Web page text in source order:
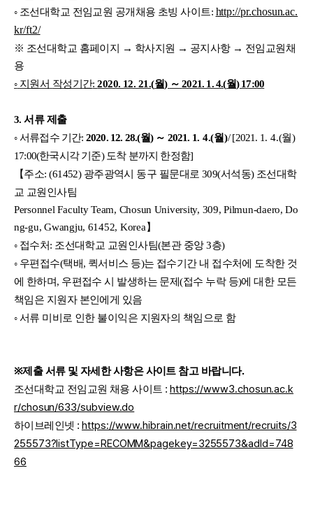
◦ 조선대학교 전임교원 공개채용 초빙 사이트: http://pr.chosun.ac.
kr/ft2/
※ 조선대학교 홈페이지 → 학사지원 → 공지사항 → 전임교원채
용
◦ 지원서 작성기간:2020. 12. 21.(월) ～ 2021. 1. 4.(월) 17:00
3.서류 제출
◦ 서류접수 기간: 2020. 12. 28.(월) ～ 2021. 1. 4.(월)/ [2021. 1. 4.(월)
17:00(한국시각 기준) 도착 분까지 한정함]
【주소: (61452) 광주광역시 동구 필문대로 309(서석동) 조선대학
교 교원인사팀
Personnel Faculty Team, Chosun University, 309, Pilmun-daero, Do
ng-gu, Gwangju, 61452, Korea 】
◦ 접수처: 조선대학교 교원인사팀(본관 중앙 3층)
◦ 우편접수(택배, 퀵서비스 등)는 접수기간 내 접수처에 도착한 것
에 한하며, 우편접수 시 발생하는 문제(접수 누락 등)에 대한 모든
책임은 지원자 본인에게 있음
◦ 서류 미비로 인한 불이익은 지원자의 책임으로 함
※제출 서류 및 자세한 사항은 사이트 참고 바랍니다.
조선대학교 전임교원 채용 사이트 : https://www3.chosun.ac.k
r/chosun/633/subview.do
하이브레인넷 : https://www.hibrain.net/recruitment/recruits/3
255573?listType=RECOMM&pagekey=3255573&adId=748
66